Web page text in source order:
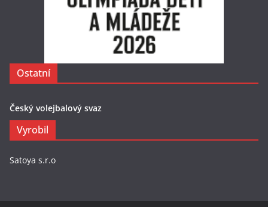
Ostatní
Český volejbalový svaz
Vyrobil
Satoya s.r.o